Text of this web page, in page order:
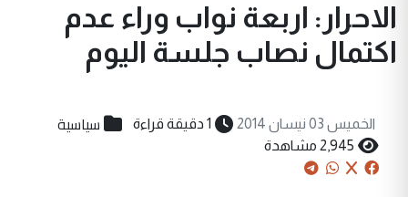
الاحرار: اربعة نواب وراء عدم
اكتمال نصاب جلسة اليوم
الخميس 03 نيسان 2014 1 دقيقة قراءة سياسية
2,945 مشاهدة